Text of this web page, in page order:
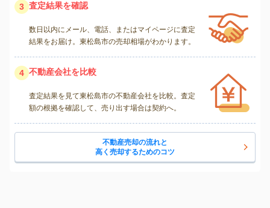
3 査定結果を確認
数日以内にメール、電話、またはマイページに査定
結果をお届け。東松島市の売却相場がわかります。
4 不動産会社を比較
査定結果を見て東松島市の不動産会社を比較。査定
額の根拠を確認して、売り出す場合は契約へ。
不動産売却の流れと
高く売却するためのコツ